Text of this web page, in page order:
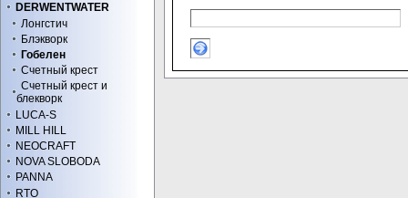
DERWENTWATER
Лонгстич
Блэкворк
Гобелен
Счетный крест
Счетный крест и
блекворк
LUCA-S
MILL HILL
NEOCRAFT
NOVA SLOBODA
PANNA
RTO